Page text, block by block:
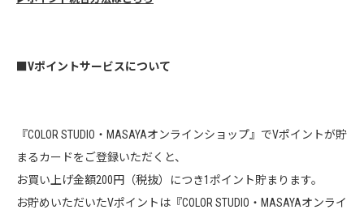
■Vポイントサービスについて
『COLOR STUDIO・MASAYAオンラインショップ』でVポイントが貯
まるカードをご登録いただくと、
お買い上げ金額200円（税抜）につき1ポイント貯まります。
お貯めいただいたVポイントは『COLOR STUDIO・MASAYAオンライ